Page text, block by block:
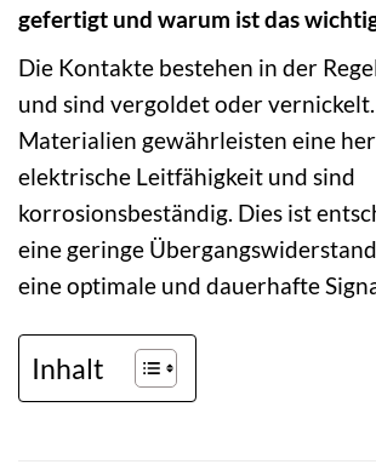
gefertigt und warum ist das
Die Kontakte bestehen in der
und sind vergoldet oder
Materialien gewährleisten eine
elektrische Leitfähigkeit und sind
korrosionsbeständig. Dies ist
eine geringe
eine optimale und dauerhafte
Inhalt